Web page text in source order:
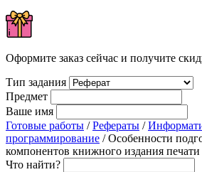
Оформите заказ сейчас и получите
Тип задания
Предмет
Ваше имя
Готовые работы /Рефераты /
программирование / Особенности
компонентов книжного издания печати
Что найти?